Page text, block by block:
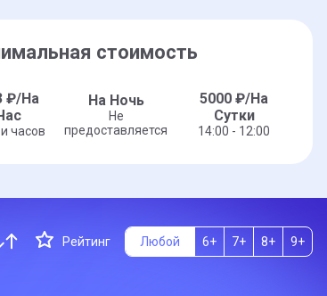
стоимость
₽/На
часов
На Ночь
Не
предоставляется
5000 ₽/На
Сутки
14:00 - 12:00
Рейтинг Любой 6+ 7+ 8+ 9+